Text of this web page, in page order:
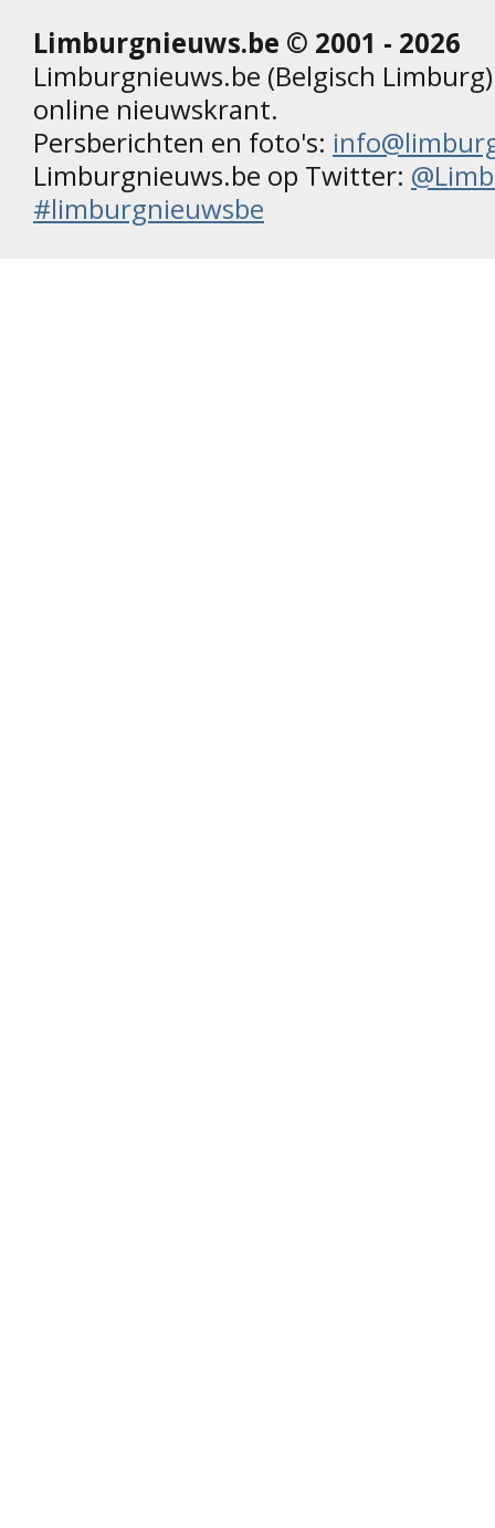
Limburgnieuws.be © 2001 - 2026
Limburgnieuws.be (Belgisch
online nieuwskrant.
Persberichten en foto's:
Limburgnieuws.be op Twitter:
#limburgnieuwsbe